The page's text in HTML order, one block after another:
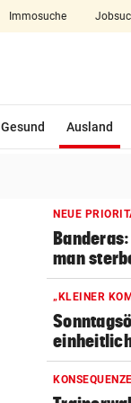
Immosuche
Gesund Ausland
NEUE
man
„KLEINER